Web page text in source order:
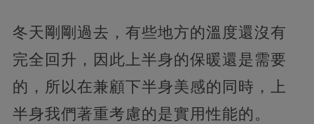
冬天剛剛過去，有些地方的溫度還沒有
完全回升，因此上半身的保暖還是需要
的，所以在兼顧下半身美感的同時，上
半身我們著重考慮的是實用性能的。